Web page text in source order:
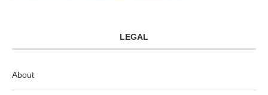
LEGAL
About